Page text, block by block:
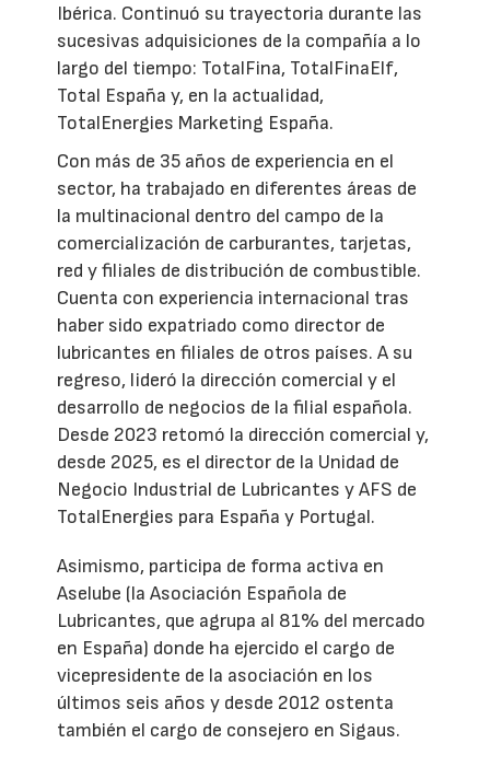
Ibérica. Continuó su trayectoria durante las
sucesivas adquisiciones de la compañía a lo
largo del tiempo: TotalFina, TotalFinaElf,
Total España y, en la actualidad,
TotalEnergies Marketing España.
Con más de 35 años de experiencia en el
sector, ha trabajado en diferentes áreas de
la multinacional dentro del campo de la
comercialización de carburantes, tarjetas,
red y filiales de distribución de combustible.
Cuenta con experiencia internacional tras
haber sido expatriado como director de
lubricantes en filiales de otros países. A su
regreso, lideró la dirección comercial y el
desarrollo de negocios de la filial española.
Desde 2023 retomó la dirección comercial y,
desde 2025, es el director de la Unidad de
Negocio Industrial de Lubricantes y AFS de
TotalEnergies para España y Portugal.
Asimismo, participa de forma activa en
Aselube (la Asociación Española de
Lubricantes, que agrupa al 81% del mercado
en España) donde ha ejercido el cargo de
vicepresidente de la asociación en los
últimos seis años y desde 2012 ostenta
también el cargo de consejero en Sigaus.